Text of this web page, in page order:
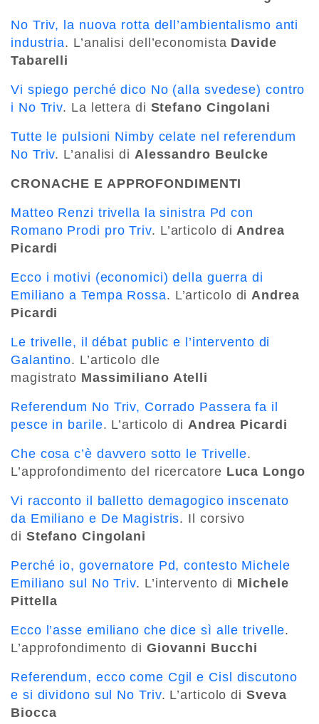
No Triv, la nuova rotta dell’ambientalismo anti
industria. L’analisi dell’economista Davide
Tabarelli
Vi spiego perché dico No (alla svedese) contro
i No Triv. La lettera di Stefano Cingolani
Tutte le pulsioni Nimby celate nel referendum
No Triv. L’analisi di Alessandro Beulcke
CRONACHE E APPROFONDIMENTI
Matteo Renzi trivella la sinistra Pd con
Romano Prodi pro Triv. L’articolo di Andrea
Picardi
Ecco i motivi (economici) della guerra di
Emiliano a Tempa Rossa. L’articolo di Andrea
Picardi
Le trivelle, il débat public e l’intervento di
Galantino. L’articolo dle
magistrato Massimiliano Atelli
Referendum No Triv, Corrado Passera fa il
pesce in barile. L’articolo di Andrea Picardi
Che cosa c’è davvero sotto le Trivelle.
L’approfondimento del ricercatore Luca Longo
Vi racconto il balletto demagogico inscenato
da Emiliano e De Magistris. Il corsivo
di Stefano Cingolani
Perché io, governatore Pd, contesto Michele
Emiliano sul No Triv. L’intervento di Michele
Pittella
Ecco l’asse emiliano che dice sì alle trivelle.
L’approfondimento di Giovanni Bucchi
Referendum, ecco come Cgil e Cisl discutono
e si dividono sul No Triv. L’articolo di Sveva
Biocca